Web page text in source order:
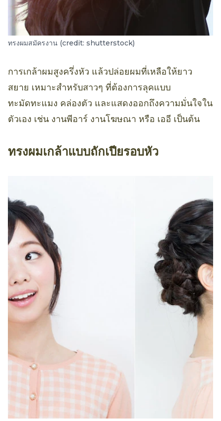
ทรงผมสมัครงาน (credit: shutterstock)
การเกล้าผมสูงครึ่งหัว แล้วปล่อยผมที่เหลือให้ยาว
สยาย เหมาะสำหรับสาวๆ ที่ต้องการลุคแบบ
ทะมัดทะแมง คล่องตัว และแสดงออกถึงความมั่นใจใน
ตัวเอง เช่น งานพีอาร์ งานโฆษณา หรือ เออี เป็นต้น
ทรงผมเกล้าแบบถักเปียรอบหัว